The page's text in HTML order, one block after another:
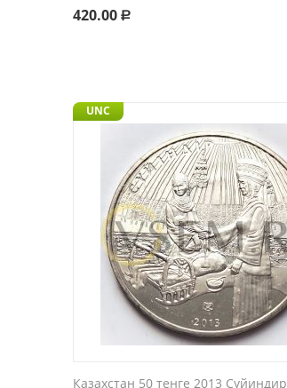
420.00 Р
UNC
Казахстан 50 тенге 2013 Суйиндир